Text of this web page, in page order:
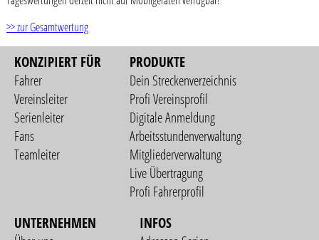
>> zur Gesamtwertung
KONZIPIERT FÜR
Fahrer
Vereinsleiter
Serienleiter
Fans
Teamleiter
PRODUKTE
Dein Streckenverzeichnis
Profi Vereinsprofil
Digitale Anmeldung
Arbeitsstundenverwaltung
Mitgliederverwaltung
Live Übertragung
Profi Fahrerprofil
UNTERNEHMEN
INFOS